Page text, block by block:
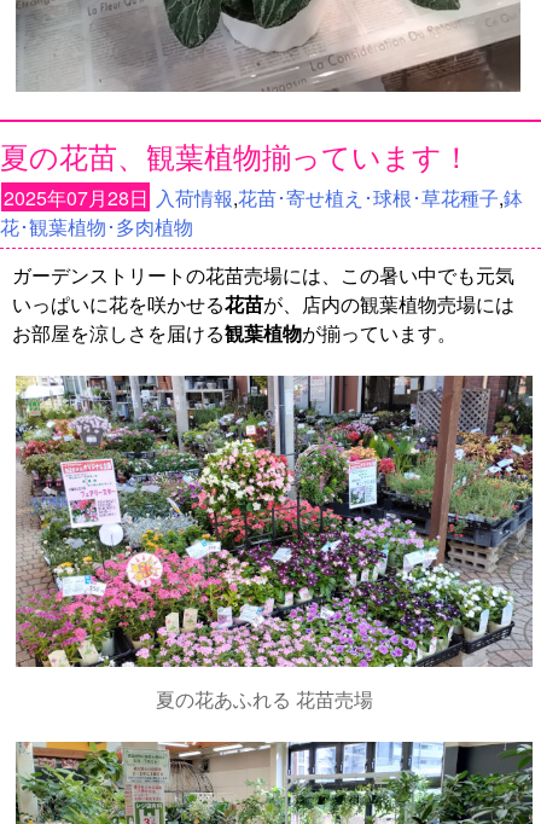
夏の花苗、観葉植物揃っています！
2025年07月28日 入荷情報,花苗･寄せ植え･球根･草花種子,鉢
花･観葉植物･多肉植物
ガーデンストリートの花苗売場には、この暑い中でも元気
いっぱいに花を咲かせる花苗が、店内の観葉植物売場には
お部屋を涼しさを届ける観葉植物が揃っています。
夏の花あふれる 花苗売場